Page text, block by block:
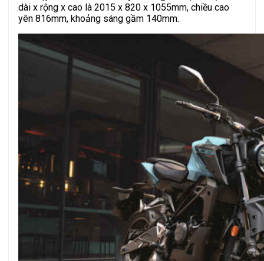
dài x rộng x cao là 2015 x 820 x 1055mm, chiều cao
yên 816mm, khoảng sáng gầm 140mm.